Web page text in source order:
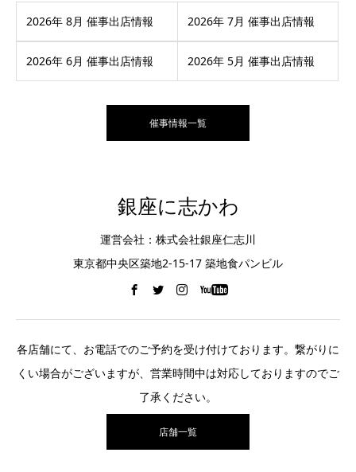
2026年 8月 催事出店情報 2026年 7月 催事出店情報
2026年 6月 催事出店情報 2026年 5月 催事出店情報
催事情報一覧
銀座に志かわ
運営会社：株式会社銀座仁志川
東京都中央区築地2-15-17 築地食パンビル
各店舗にて、お電話でのご予約を受け付けております。繋がりに
くい場合がございますが、営業時間中は対応しておりますのでご
了承ください。
店舗一覧